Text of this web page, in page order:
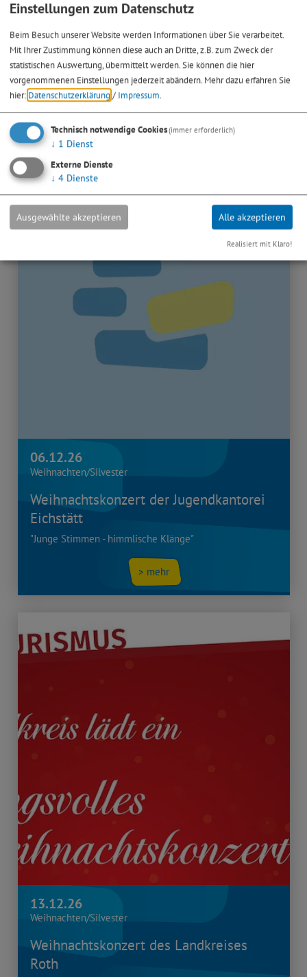
05. - 06.12.26
Weihnachtsmarkt
Gredinger Weihnachtsmarkt
Budenzauber in historischer Kulisse
> mehr
06.12.26
Weihnachten/Silvester
Weihnachtskonzert der Jugendkantorei
Eichstätt
"Junge Stimmen - himmlische Klänge"
> mehr
13.12.26
Weihnachten/Silvester
Weihnachtskonzert des Landkreises
Roth
Einstellungen zum Datenschutz
Beim Besuch unserer Website werden Informationen über Sie verarbeitet.
Mit Ihrer Zustimmung können diese auch an Dritte, z.B. zum Zweck der
statistischen Auswertung, übermittelt werden. Sie können die hier
vorgenommenen Einstellungen jederzeit abändern. Mehr dazu erfahren Sie
hier: Datenschutzerklärung / Impressum
Technisch notwendige Cookies(immer erforderlich)
↓ 1 Dienst
Externe Dienste
↓ 4 Dienste
Ausgewählte akzeptieren Alle akzeptieren
Realisiert mit Klaro!